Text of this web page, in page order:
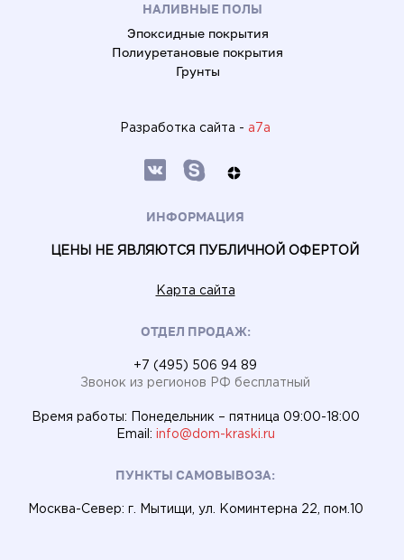
НАЛИВНЫЕ ПОЛЫ
Эпоксидные покрытия
Полиуретановые покрытия
Грунты
Разработка сайта - a7a
ИНФОРМАЦИЯ
ЦЕНЫ НЕ ЯВЛЯЮТСЯ ПУБЛИЧНОЙ ОФЕРТОЙ
Карта сайта
ОТДЕЛ ПРОДАЖ:
+7 (495) 506 94 89
Звонок из регионов РФ бесплатный
Время работы: Понедельник – пятница 09:00-18:00
Email: info@dom-kraski.ru
ПУНКТЫ САМОВЫВОЗА:
Москва-Север: г. Мытищи, ул. Коминтерна 22, пом.10